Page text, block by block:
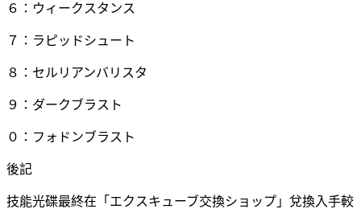
６：ウィークスタンス
７：ラピッドシュート
８：セルリアンバリスタ
９：ダークブラスト
０：フォドンブラスト
後記
技能光碟最終在「エクスキューブ交換ショップ」兌換入手較